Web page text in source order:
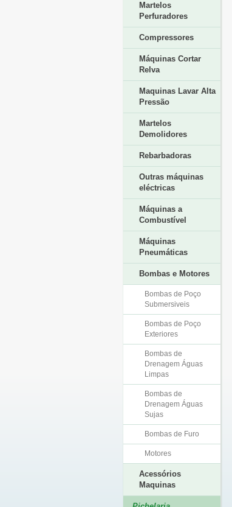
Martelos
Perfuradores
Compressores
Máquinas Cortar
Relva
Maquinas Lavar Alta
Pressão
Martelos
Demolidores
Rebarbadoras
Outras máquinas
eléctricas
Máquinas a
Combustível
Máquinas
Pneumáticas
Bombas e Motores
Bombas de Poço
Submersiveis
Bombas de Poço
Exteriores
Bombas de
Drenagem Águas
Limpas
Bombas de
Drenagem Águas
Sujas
Bombas de Furo
Motores
Acessórios
Maquinas